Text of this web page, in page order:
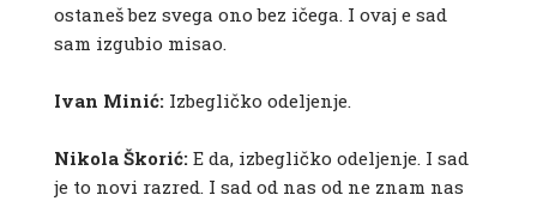
ostaneš bez svega ono bez ičega. I ovaj e sad
sam izgubio misao.
Ivan Minić: Izbegličko odeljenje.
Nikola Škorić: E da, izbegličko odeljenje. I sad
je to novi razred. I sad od nas od ne znam nas